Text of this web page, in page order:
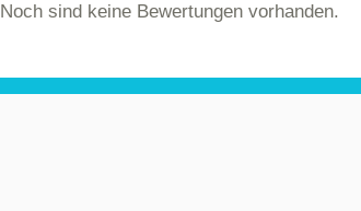
Noch sind keine Bewertungen vorhanden.